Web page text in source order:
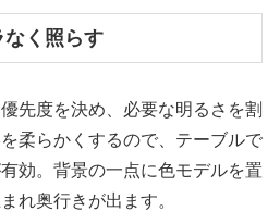
なく照らす
先度を決め、必要な明るさを割
柔らかくするので、テーブルで
効。背景の一点に色モデルを置
れ奥行きが出ます。